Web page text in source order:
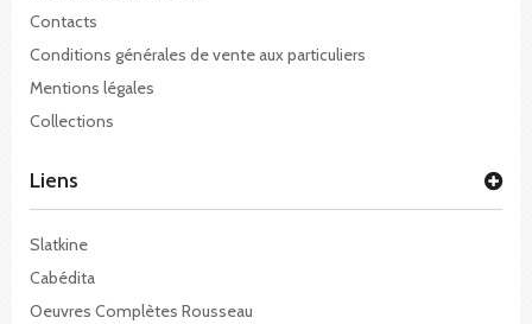
Contacts
Conditions générales de vente aux particuliers
Mentions légales
Collections
Liens
Slatkine
Cabédita
Oeuvres Complètes Rousseau